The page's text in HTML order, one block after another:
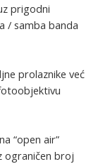
prigodni
/ samba banda
prolaznike već
“open air”
ograničen broj